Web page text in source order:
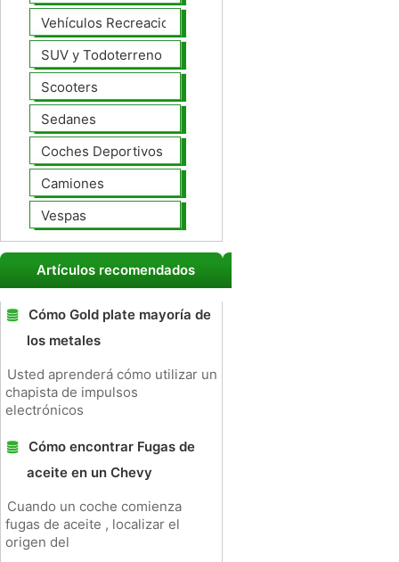
Vehículos Recreacionales
SUV y Todoterreno
Scooters
Sedanes
Coches Deportivos
Camiones
Vespas
Artículos recomendados
Cómo Gold plate mayoría de
los metales
Usted aprenderá cómo utilizar un
chapista de impulsos
electrónicos
Cómo encontrar Fugas de
aceite en un Chevy
Cuando un coche comienza
fugas de aceite , localizar el
origen del